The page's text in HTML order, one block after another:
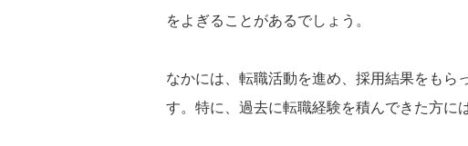
をよぎることがあるでしょう。
なかには、転職活動を進め、採用結果をもら
す。特に、過去に転職経験を積んできた方に